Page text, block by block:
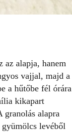
az alapja, hanem
vajjal, majd a
a hűtőbe fél órára
kikapart
granolás alapra
levéből